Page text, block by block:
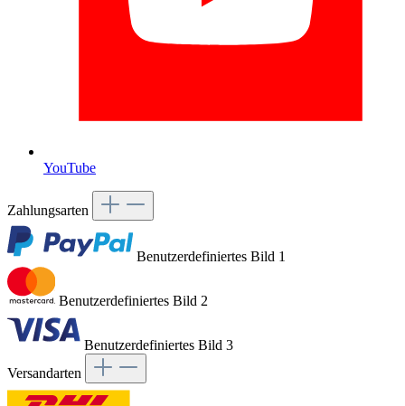
YouTube
Zahlungsarten
Benutzerdefiniertes Bild 1
Benutzerdefiniertes Bild 2
Benutzerdefiniertes Bild 3
Versandarten